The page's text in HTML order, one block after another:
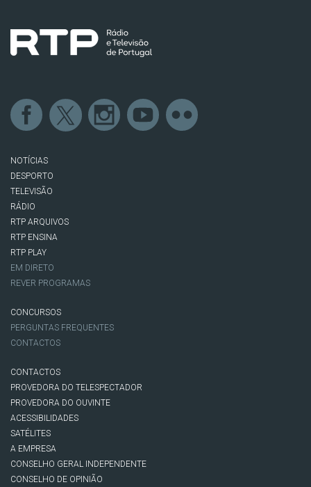
NOTÍCIAS
DESPORTO
TELEVISÃO
RÁDIO
RTP ARQUIVOS
RTP ENSINA
RTP PLAY
EM DIRETO
REVER PROGRAMAS
CONCURSOS
PERGUNTAS FREQUENTES
CONTACTOS
CONTACTOS
PROVEDORA DO TELESPECTADOR
PROVEDORA DO OUVINTE
ACESSIBILIDADES
SATÉLITES
A EMPRESA
CONSELHO GERAL INDEPENDENTE
CONSELHO DE OPINIÃO